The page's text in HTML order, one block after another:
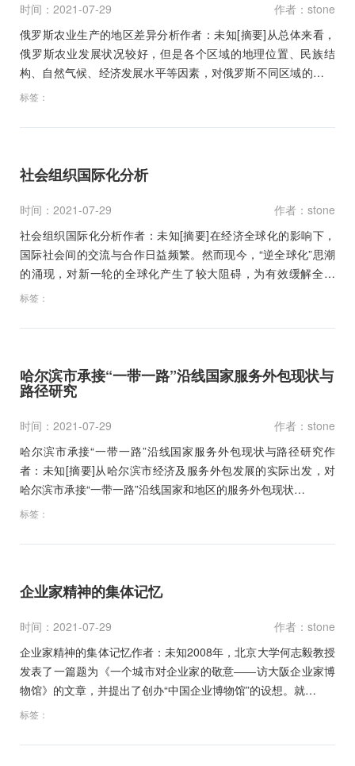
时间：2021-07-29
作者：stone
俄罗斯农业生产的地区差异分析作者：未知[摘要]从总体来看，
俄罗斯农业发展状况较好，但是各个区域的地理位置、民族结
构、自然气候、经济发展水平等因素，对俄罗斯不同区域的农业
发…
标签：
社会组织国际化分析
时间：2021-07-29
作者：stone
社会组织国际化分析作者：未知[摘要]在经济全球化的影响下，
国际社会间的交流与合作日益频繁。然而现今，“逆全球化”思潮
的涌现，对新一轮的全球化产生了较大阻碍，为有效缓解全球
化…
标签：
哈尔滨市承接“一带一路”沿线国家服务外包现状与
路径研究
时间：2021-07-29
作者：stone
哈尔滨市承接“一带一路”沿线国家服务外包现状与路径研究作
者：未知[摘要]从哈尔滨市经济及服务外包发展的实际出发，对
哈尔滨市承接“一带一路”沿线国家和地区的服务外包现状…
标签：
企业家精神的集体记忆
时间：2021-07-29
作者：stone
企业家精神的集体记忆作者：未知2008年，北京大学何志毅教授
发表了一篇题为《一个城市对企业家的敬意――访大阪企业家博
物馆》的文章，并提出了创办“中国企业博物馆”的设想。就…
标签：